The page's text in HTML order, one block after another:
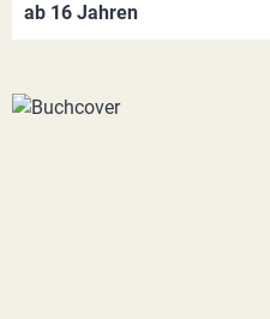
ab 16 Jahren